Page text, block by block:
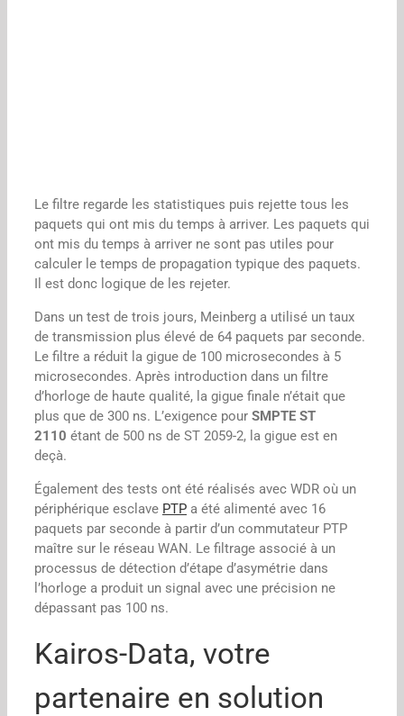
Le filtre regarde les statistiques puis rejette tous les
paquets qui ont mis du temps à arriver. Les paquets qui
ont mis du temps à arriver ne sont pas utiles pour
calculer le temps de propagation typique des paquets.
Il est donc logique de les rejeter.
Dans un test de trois jours, Meinberg a utilisé un taux
de transmission plus élevé de 64 paquets par seconde.
Le filtre a réduit la gigue de 100 microsecondes à 5
microsecondes. Après introduction dans un filtre
d’horloge de haute qualité, la gigue finale n’était que
plus que de 300 ns. L’exigence pour SMPTE ST
2110 étant de 500 ns de ST 2059-2, la gigue est en
deçà.
Également des tests ont été réalisés avec WDR où un
périphérique esclave PTP a été alimenté avec 16
paquets par seconde à partir d’un commutateur PTP
maître sur le réseau WAN. Le filtrage associé à un
processus de détection d’étape d’asymétrie dans
l’horloge a produit un signal avec une précision ne
dépassant pas 100 ns.
Kairos-Data, votre
partenaire en solution